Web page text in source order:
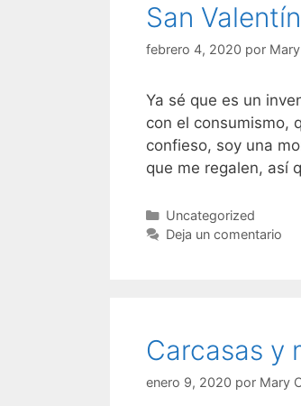
San
febrero 4, 2020 por
Ya sé que es un
con el consumismo,
confieso, soy una
que me regalen, así
Categorías
Uncategorized
Deja un comentario
Carcasas y
enero 9, 2020 por Mary